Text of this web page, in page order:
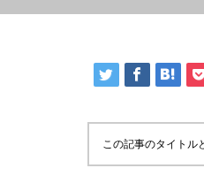
この記事のタイトル